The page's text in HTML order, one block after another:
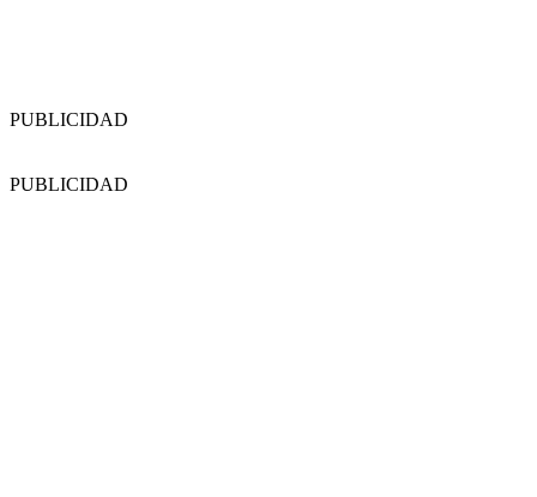
PUBLICIDAD
PUBLICIDAD